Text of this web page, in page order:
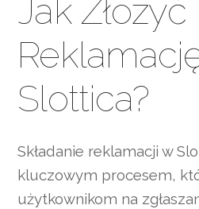
Jak Złożyć
Slottica?
Składanie reklamacji w
kluczowym procesem,
użytkownikom na